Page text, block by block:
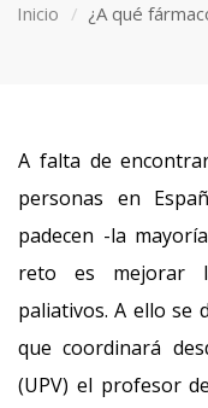
Inicio
¿A qué
A falta de
personas en
padecen -la
reto es mejorar
paliativos. A ello se
que coordinará
(UPV) el profesor